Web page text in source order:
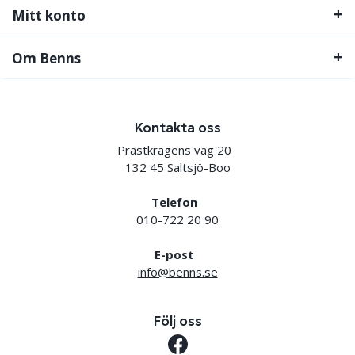
Mitt konto
Om Benns
Kontakta oss
Prästkragens väg 20
132 45 Saltsjö-Boo
Telefon
010-722 20 90
E-post
info@benns.se
Följ oss